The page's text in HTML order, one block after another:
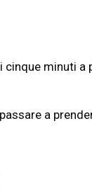
minuti a
a